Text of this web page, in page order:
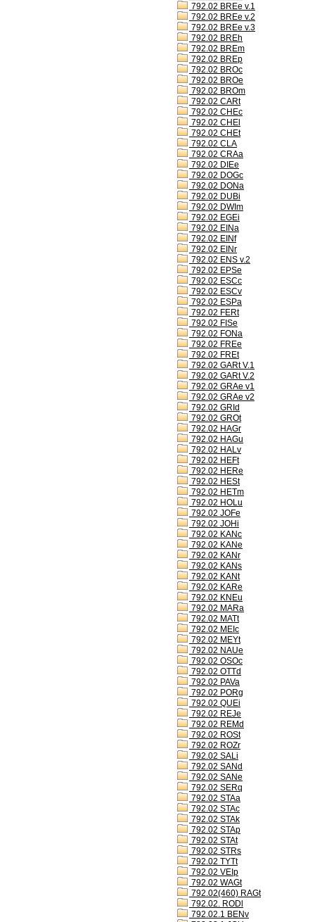
792.02 BREe v.1
792.02 BREe v.2
792.02 BREe v.3
792.02 BREh
792.02 BREm
792.02 BREp
792.02 BROc
792.02 BROe
792.02 BROm
792.02 CARt
792.02 CHEc
792.02 CHEl
792.02 CHEt
792.02 CLA
792.02 CRAa
792.02 DIEe
792.02 DOGc
792.02 DONa
792.02 DUBi
792.02 DWIm
792.02 EGEi
792.02 EINa
792.02 EINf
792.02 EINr
792.02 ENS v.2
792.02 EPSe
792.02 ESCc
792.02 ESCv
792.02 ESPa
792.02 FERt
792.02 FISe
792.02 FONa
792.02 FREe
792.02 FREt
792.02 GARt V.1
792.02 GARt V.2
792.02 GRAe v1
792.02 GRAe v2
792.02 GRId
792.02 GROt
792.02 HAGr
792.02 HAGu
792.02 HALv
792.02 HEFt
792.02 HERe
792.02 HESt
792.02 HETm
792.02 HOLu
792.02 JOFe
792.02 JOHi
792.02 KANc
792.02 KANe
792.02 KANr
792.02 KANs
792.02 KANt
792.02 KARe
792.02 KNEu
792.02 MARa
792.02 MATt
792.02 MEIc
792.02 MEYt
792.02 NAUe
792.02 OSOc
792.02 OTTd
792.02 PAVa
792.02 PORg
792.02 QUEi
792.02 REJe
792.02 REMd
792.02 ROSt
792.02 ROZr
792.02 SALi
792.02 SANd
792.02 SANe
792.02 SERq
792.02 STAa
792.02 STAc
792.02 STAk
792.02 STAp
792.02 STAt
792.02 STRs
792.02 TYTt
792.02 VEIp
792.02 WAGt
792.02(460) RAGt
792.02. RODl
792.02.1 BENv